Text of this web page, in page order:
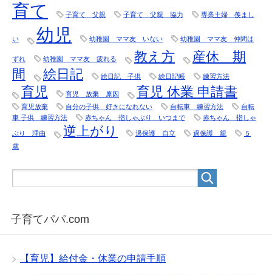
育て
子育て 父親 子育て 父親 協力 専業主婦 羨まし
い 幼児 幼稚園 ママ友 いない 幼稚園 ママ友 仲間は
ずれ 幼稚園 ママ友 疲れる 教え方
産休 期
間
絵日記 絵日記 子供 絵日記帳 練習方法
育児 育児 放棄 原因 育児 休業 申請書
育児放棄 自分の子供 好きになれない 自転車 練習方法
自転
車 子供 練習方法
赤ちゃん 指しゃぶり いつまで 赤ちゃん 指しゃ
ぶり 理由 逆上がり 過保護 自立 過保護 親
５
歳
子育てパパ.com
【育児】給付金・休業の申請手順